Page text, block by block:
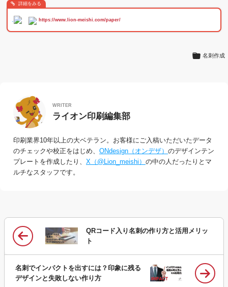
詳細をみる
. https://www.lion-meishi.com/paper/
名刺作成
WRITER
ライオン印刷編集部
印刷業界10年以上の大ベテラン。お客様にご入稿いただいたデータ
のチェックや校正をはじめ、 ONdesign（オンデザ） のデザインテン
プレートを作成したり、 X（@Lion_meishi） の中の人だったりとマ
ルチなスタッフです。
QRコード入り名刺の作り方と活用メリッ
ト
名刺でインパクトを出すには？印象に残る
デザインと失敗しない作り方